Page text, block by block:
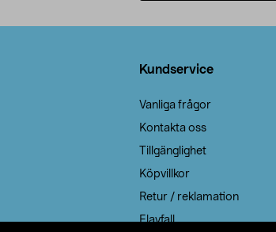
Kundservice
Vanliga frågor
Kontakta oss
Tillgänglighet
Köpvillkor
Retur / reklamation
Elavfall